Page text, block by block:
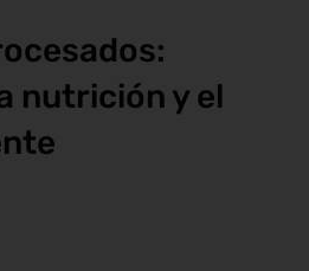
nutrición y el